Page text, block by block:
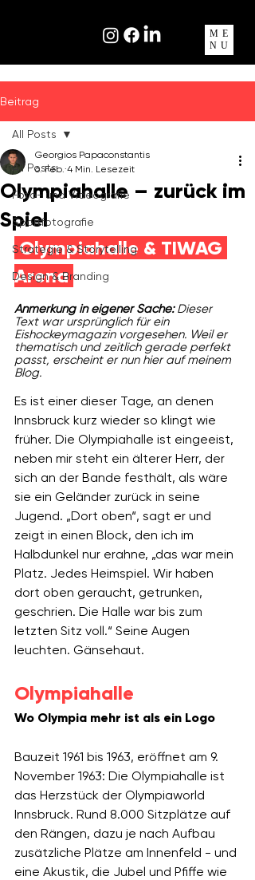
ME
NU
Beitrag
All Posts
Foto- und Videografie
Sportfotografie
Strategie & Storytelling
Design & Branding
All Posts
Olympiahalle – zurück im
Spiel
Georgios Papaconstantis
6. Feb. 4 Min. Lesezeit
Olympiahalle & TIWAG
Arena
Anmerkung in eigener Sache: Dieser
Text war ursprünglich für ein
Eishockeymagazin vorgesehen. Weil er
thematisch und zeitlich gerade perfekt
passt, erscheint er nun hier auf meinem
Blog.
Es ist einer dieser Tage, an denen
Innsbruck kurz wieder so klingt wie
früher. Die Olympiahalle ist eingeeist,
neben mir steht ein älterer Herr, der
sich an der Bande festhält, als wäre
sie ein Geländer zurück in seine
Jugend. „Dort oben“, sagt er und
zeigt in einen Block, den ich im
Halbdunkel nur erahne, „das war mein
Platz. Jedes Heimspiel. Wir haben
dort oben geraucht, getrunken,
geschrien. Die Halle war bis zum
letzten Sitz voll.“ Seine Augen
leuchten. Gänsehaut.
Olympiahalle
Wo Olympia mehr ist als ein Logo
Bauzeit 1961 bis 1963, eröffnet am 9.
November 1963: Die Olympiahalle ist
das Herzstück der Olympiaworld
Innsbruck. Rund 8.000 Sitzplätze auf
den Rängen, dazu je nach Aufbau
zusätzliche Plätze am Innenfeld - und
eine Akustik, die Jubel und Pfiffe wie